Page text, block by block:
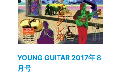
YOUNG GUITAR 2017年８
月号